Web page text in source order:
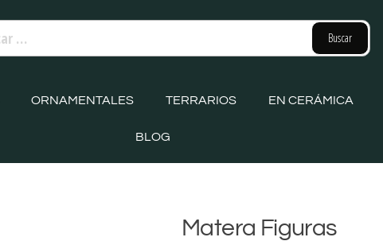
ORNAMENTALES TERRARIOS EN CERÁMICA
BLOG
Matera Figuras